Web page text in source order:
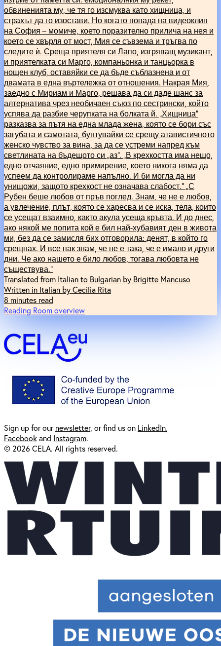
обвиненията му, че тя го изсмуква като хищница, и
страхът да го изостави. Но когато попада на видеоклип
на София – момиче, което поразително прилича на нея и
което се хвърля от мост, Мия се съвзема и тръгва по
следите ѝ. Среща приятеля си Лапо, изгряващ музикант,
и приятелката си Марго, компаньонка и танцьорка в
нощен клуб, оставяйки се да бъде съблазнена и от
двамата в една въртележка от отношения. Накрая Мия,
заедно с Мириам и Марго, решава да си даде шанс за
алтернатива чрез необичаен съюз по сестрински, който
успява да разбие черупката на болката й. „Хищница“
разказва за пътя на една млада жена, която се бори със
загубата и самотата, бунтувайки се срещу атавистичното
женско чувство за вина, за да се устреми напред към
светлината на бъдещото си „аз“. „В крехкостта има нещо,
едно отчаяние, едно примирение, което никога няма да
успеем да контролираме напълно. И би могла да ни
унищожи, защото крехкост не означава слабост.“ „С
Рубен беше любов от пръв поглед. Знам, че не е любов,
а увлечение, плът, която се харесва и се иска, тела, които
се усещат взаимно, както акула усеща кръвта. И до днес,
ако някой ме попита кой е бил най-хубавият ден в живота
ми, без да се замисля бих отговорила: денят, в който го
срещнах. И все пак знам, че не е така, че е имало и други
дни. Че ако нашето е било любов, тогава любовта не
съществува.“
Translated from Italian to Bulgarian by Brigitte Mancuso
Written in Italian by Cecilia Rita
8 minutes read
Reading Room overview
Sign up for ournewsletter, or find us on LinkedIn
Facebookand Instagram.
© 2026 CELA. All rights reserved.